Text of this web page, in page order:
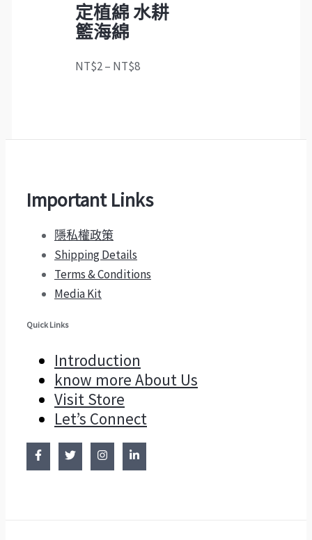
定植綿 水耕
籃海綿
NT$2– NT$8
Important Links
隱私權政策
Shipping Details
Terms & Conditions
Media Kit
Quick Links
Introduction
know more About Us
Visit Store
Let’s Connect